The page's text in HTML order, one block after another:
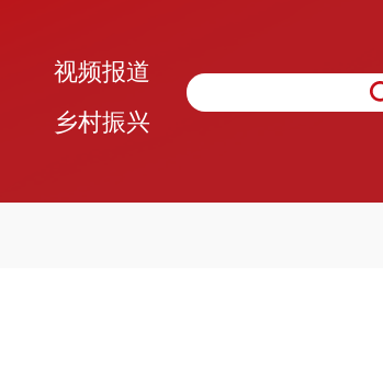
视频报道
乡村振兴